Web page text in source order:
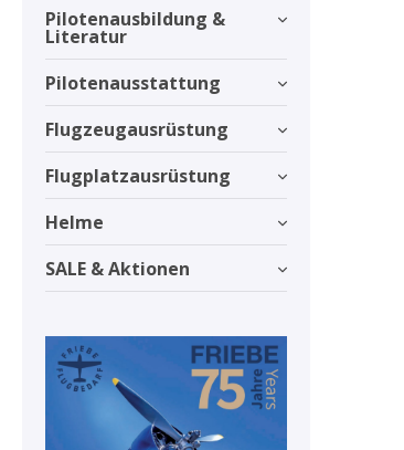
Pilotenausbildung &
Literatur
Pilotenausstattung
Flugzeugausrüstung
Flugplatzausrüstung
Helme
SALE & Aktionen